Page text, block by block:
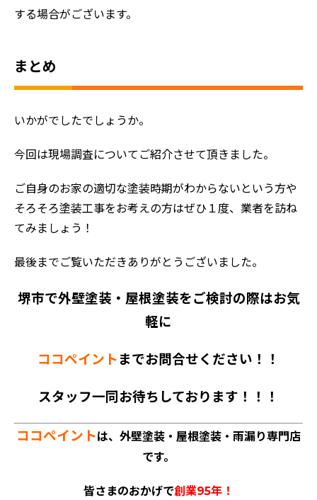
する場合がございます。
まとめ
いかがでしたでしょうか。
今回は現場調査についてご紹介させて頂きました。
ご自身のお家の適切な塗装時期がわからないという方や
そろそろ塗装工事をお考えの方はぜひ１度、業者を訪ね
てみましょう！
最後までご覧いただきありがとうございました。
堺市で外壁塗装・屋根塗装をご検討の際はお気
軽に
ココペイント までお問合せください！！
スタッフ一同お待ちしております！！！
ココペイントは、外壁塗装・屋根塗装・雨漏り専門店
です。
皆さまのおかげで創業95年！